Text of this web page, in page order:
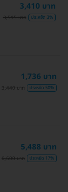
3,410 บาท
3,515 บาท ประหยัด 3%
1,736 บาท
3,440 บาท ประหยัด 50%
5,488 บาท
6,600 บาท ประหยัด 17%